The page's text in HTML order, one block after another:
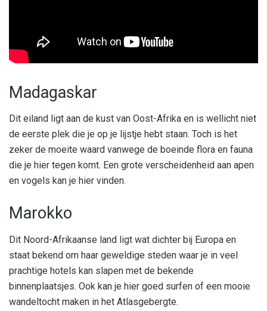
Madagaskar
Dit eiland ligt aan de kust van Oost-Afrika en is wellicht niet
de eerste plek die je op je lijstje hebt staan. Toch is het
zeker de moeite waard vanwege de boeinde flora en fauna
die je hier tegen komt. Een grote verscheidenheid aan apen
en vogels kan je hier vinden.
Marokko
Dit Noord-Afrikaanse land ligt wat dichter bij Europa en
staat bekend om haar geweldige steden waar je in veel
prachtige hotels kan slapen met de bekende
binnenplaatsjes. Ook kan je hier goed surfen of een mooie
wandeltocht maken in het Atlasgebergte.